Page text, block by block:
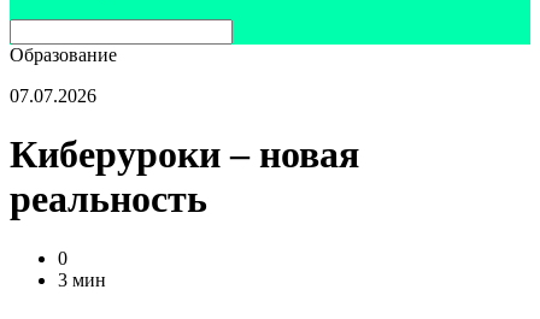
Образование
07.07.2026
Киберуроки – новая
реальность
0
3 мин